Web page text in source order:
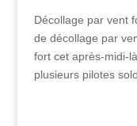
Décollage par vent
de décollage par
fort cet après-midi-
plusieurs pilotes